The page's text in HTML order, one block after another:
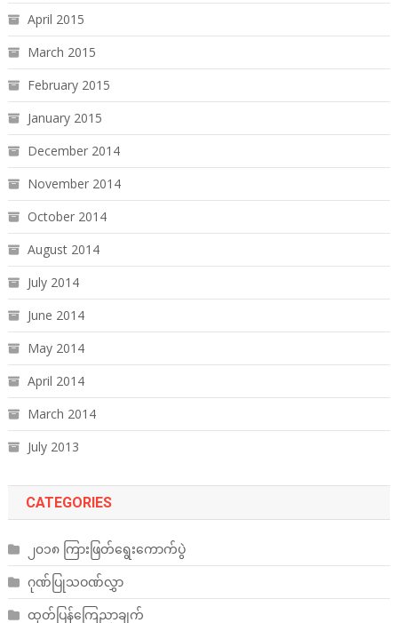
April 2015
March 2015
February 2015
January 2015
December 2014
November 2014
October 2014
August 2014
July 2014
June 2014
May 2014
April 2014
March 2014
July 2013
CATEGORIES
၂၀၁၈ ကြားဖြတ်ရွေးကောက်ပွဲ
ဂုဏ်ပြုသဝဏ်လွှာ
ထုတ်ပြန်ကြေညာချက်